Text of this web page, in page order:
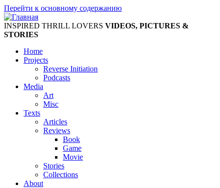
Перейти к основному содержанию
INSPIRED THRILL LOVERS VIDEOS, PICTURES &
STORIES
Home
Projects
Reverse Initiation
Podcasts
Media
Art
Misc
Texts
Articles
Reviews
Book
Game
Movie
Stories
Collections
About